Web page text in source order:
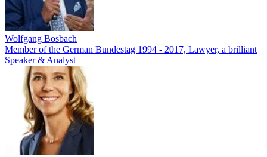
Wolfgang Bosbach
Member of the German Bundestag 1994 - 2017, Lawyer, a brilliant
Speaker & Analyst